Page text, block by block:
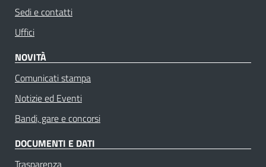
Sedi e contatti
Uffici
NOVITÀ
Comunicati stampa
Notizie ed Eventi
Bandi, gare e concorsi
DOCUMENTI E DATI
Trasparenza